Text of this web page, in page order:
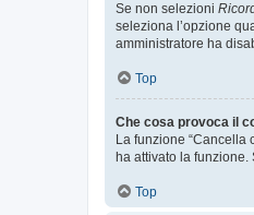
Se non selezioni
seleziona l’opzione
amministratore ha
Top
Che cosa provoca il
La funzione “Cancella
ha attivato la
Top